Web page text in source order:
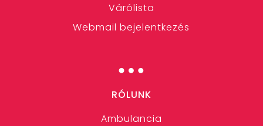
Várólista
Webmail bejelentkezés
…
RÓLUNK
Ambulancia